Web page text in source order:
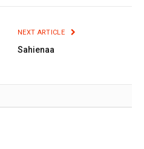
NEXT ARTICLE
Sahienaa